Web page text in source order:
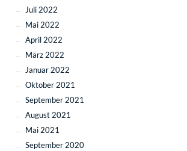
Juli 2022
Mai 2022
April 2022
März 2022
Januar 2022
Oktober 2021
September 2021
August 2021
Mai 2021
September 2020